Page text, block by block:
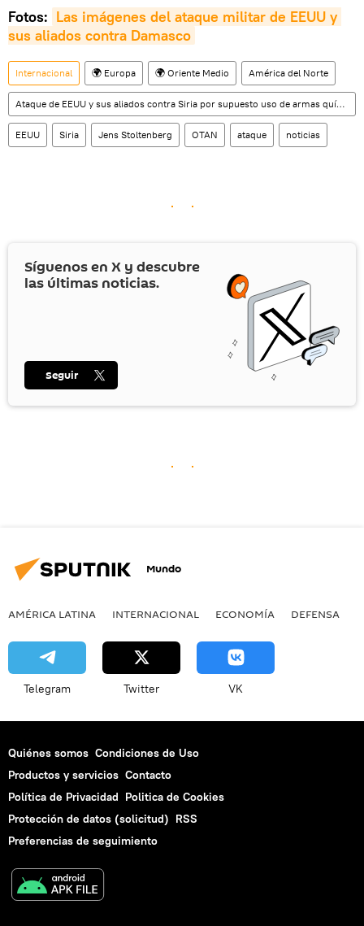
Fotos: Las imágenes del ataque militar de EEUU y
sus aliados contra Damasco
Internacional 🌍 Europa 🌍 Oriente Medio América del Norte
Ataque de EEUU y sus aliados contra Siria por supuesto uso de armas químicas
EEUU Siria Jens Stoltenberg OTAN ataque noticias
Síguenos en X y descubre
las últimas noticias.
Seguir
Mundo
AMÉRICA LATINA INTERNACIONAL ECONOMÍA DEFENSA
Telegram Twitter VK
Quiénes somos Condiciones de Uso
Productos y servicios Contacto
Política de Privacidad Politica de Cookies
Protección de datos (solicitud) RSS
Preferencias de seguimiento